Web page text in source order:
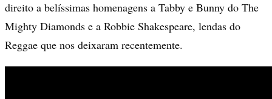
direito a belíssimas homenagens a Tabby e Bunny do The
Mighty Diamonds e a Robbie Shakespeare, lendas do
Reggae que nos deixaram recentemente.